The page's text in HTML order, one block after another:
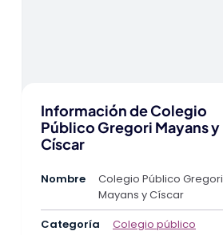
Información de Colegio
Público Gregori Mayans y
Císcar
Nombre
Colegio Público Gregori
Mayans y Císcar
Categoría
Colegio público